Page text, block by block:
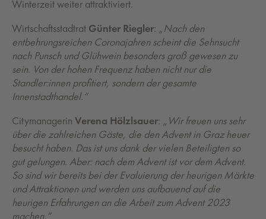
Winterzeit weiter attraktiviert.
Wirtschaftsstadtrat Günter Riegler: „Nach den
entbehrungsreichen Coronajahren scheint die Sehnsucht
nach Punsch und Glühwein besonders groß gewesen zu
sein. Von der hohen Frequenz haben nicht nur die
Standler:innen profitiert, sondern der gesamte
Innenstadthandel.“
Citymanagerin Verena Hölzlsauer: „ Wir freuen uns sehr
über die zahlreichen Gäste, die den Advent in Graz heuer
besucht haben. Das ist uns dank der vielen Beteiligten so
gut gelungen. Aber: nach dem Advent ist vor dem Advent.
So sind wir bereits bei der Evaluierung der heurigen Märkte
und Attraktionen und werden uns aufbauend auf die
heurigen Erfahrungen an die Arbeit zum Advent 2023
machen.“